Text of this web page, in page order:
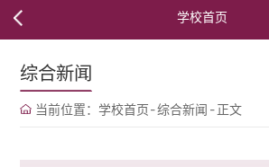
学校首页
综合新闻
当前位置： 学校首页-综合新闻 -正文